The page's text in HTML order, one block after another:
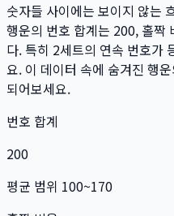
숫자들 사이에는 보이지 않는
행운의 번호 합계는 200, 홀짝
다. 특히 2세트의 연속 번호가
요. 이 데이터 속에 숨겨진 행
되어보세요.
번호 합계
200
평균 범위 100~170